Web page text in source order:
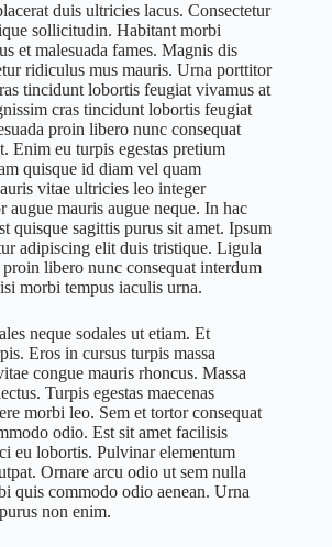
duis ultricies lacus. Consectetur
sollicitudin. Habitant morbi
et malesuada fames. Magnis dis
ridiculus mus mauris. Urna porttitor
tincidunt lobortis feugiat vivamus at
cras tincidunt lobortis feugiat
proin libero nunc consequat
Enim eu turpis egestas pretium
quisque id diam vel quam
vitae ultricies leo integer
augue mauris augue neque. In hac
quisque sagittis purus sit amet. Ipsum
adipiscing elit duis tristique. Ligula
libero nunc consequat interdum
morbi tempus iaculis urna.
neque sodales ut etiam. Et
Eros in cursus turpis massa
congue mauris rhoncus. Massa
Turpis egestas maecenas
morbi leo. Sem et tortor consequat
odio. Est sit amet facilisis
eu lobortis. Pulvinar elementum
Ornare arcu odio ut sem nulla
quis commodo odio aenean. Urna
non enim.